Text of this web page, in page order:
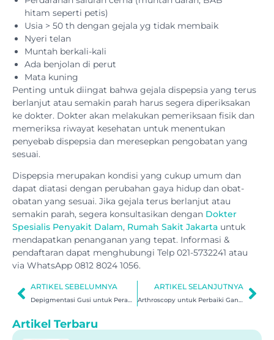
hitam seperti petis)
Usia > 50 th dengan gejala yg tidak membaik
Nyeri telan
Muntah berkali-kali
Ada benjolan di perut
Mata kuning
Penting untuk diingat bahwa gejala dispepsia yang terus
berlanjut atau semakin parah harus segera diperiksakan
ke dokter. Dokter akan melakukan pemeriksaan fisik dan
memeriksa riwayat kesehatan untuk menentukan
penyebab dispepsia dan meresepkan pengobatan yang
sesuai.
Dispepsia merupakan kondisi yang cukup umum dan
dapat diatasi dengan perubahan gaya hidup dan obat-
obatan yang sesuai. Jika gejala terus berlanjut atau
semakin parah, segera konsultasikan dengan Dokter
Spesialis Penyakit Dalam, Rumah Sakit Jakarta untuk
mendapatkan penanganan yang tepat. Informasi &
pendaftaran dapat menghubungi Telp 021-5732241 atau
via WhatsApp 0812 8024 1056.
ARTIKEL SEBELUMNYA
Depigmentasi Gusi untuk Perawatan Estetik Gusi Gelap
ARTIKEL SELANJUTNYA
Arthroscopy untuk Perbaiki Gangguan Sendi Lutut
Artikel Terbaru